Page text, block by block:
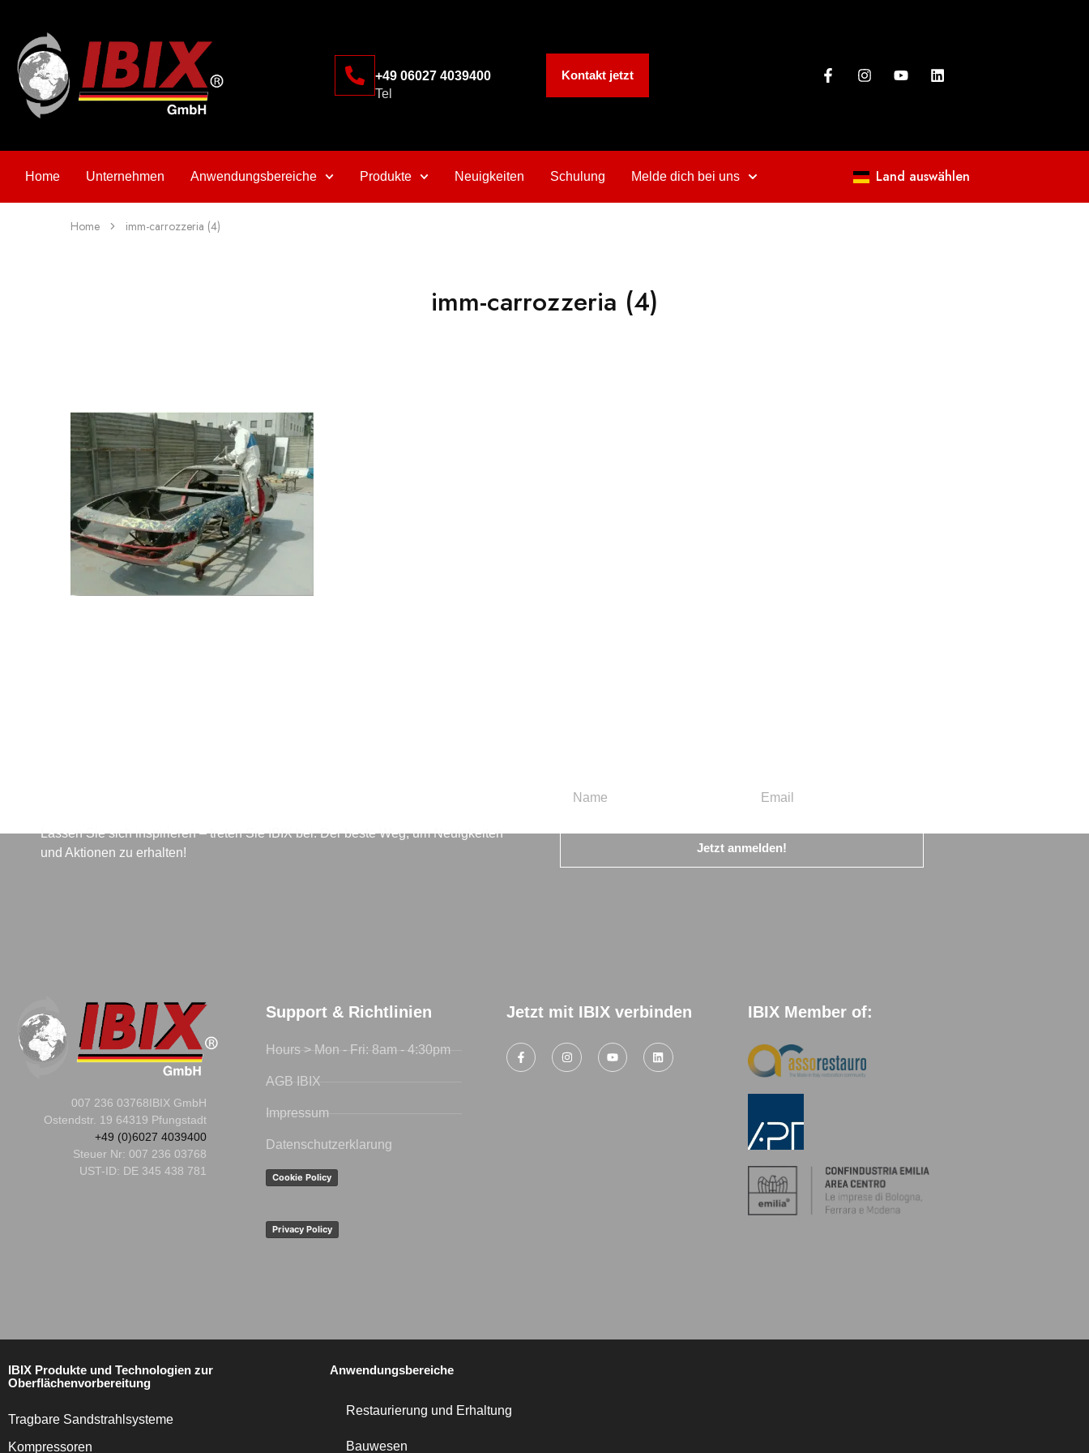
+49 06027 4039400
Tel
Kontakt jetzt
Home Unternehmen Anwendungsbereiche Produkte Neuigkeiten Schulung Melde dich bei uns Land auswählen
Home imm-carrozzeria (4)
imm-carrozzeria (4)
Lassen Sie sich inspirieren – treten Sie IBIX bei. Der beste Weg, um Neuigkeiten
und Aktionen zu erhalten!
Jetzt anmelden!
007 236 03768IBIX GmbH
Ostendstr. 19 64319 Pfungstadt
+49 (0)6027 4039400
Steuer Nr: 007 236 03768
UST-ID: DE 345 438 781
Support & Richtlinien
Hours > Mon - Fri: 8am - 4:30pm
AGB IBIX
Impressum
Datenschutzerklarung
Cookie Policy
Privacy Policy
Jetzt mit IBIX verbinden IBIX Member of:
IBIX Produkte und Technologien zur
Oberflächenvorbereitung
Tragbare Sandstrahlsysteme
Kompressoren
Anwendungsbereiche
Restaurierung und Erhaltung
Bauwesen